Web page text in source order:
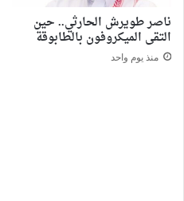
ناصر طويرش الحارثي.. حين
التقى الميكروفون بالطابوقة
منذ يوم واحد